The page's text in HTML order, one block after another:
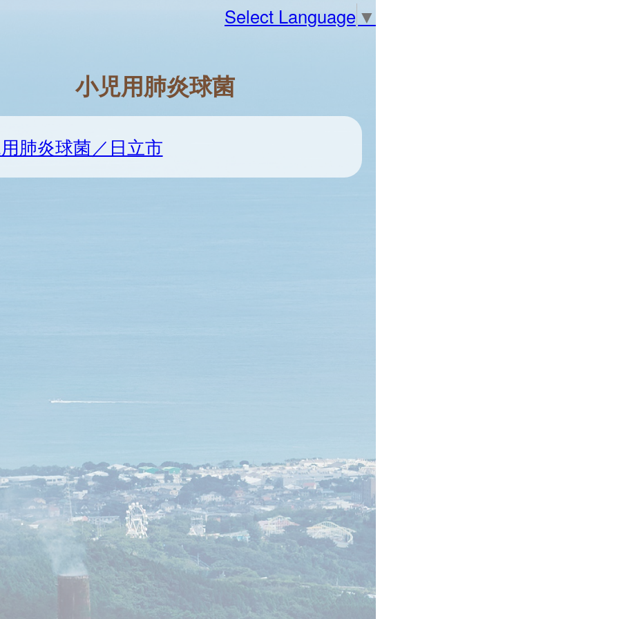
Select Language ▼
小児用肺炎球菌
肺炎球菌／日立市